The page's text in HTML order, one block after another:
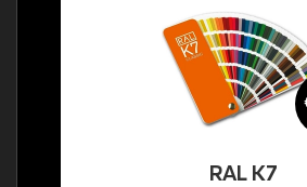
RAL K7